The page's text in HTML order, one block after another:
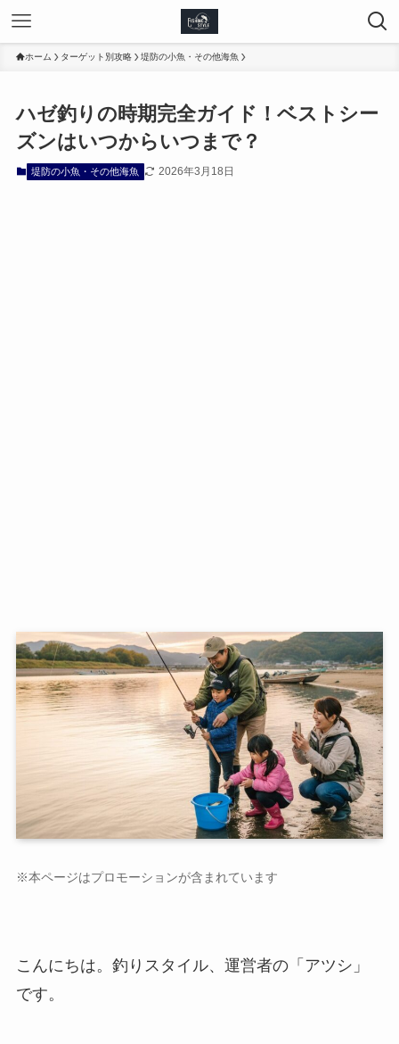
ホーム ターゲット別攻略 堤防の小魚・その他海魚
ハゼ釣りの時期完全ガイド！ベストシー
ズンはいつからいつまで？
堤防の小魚・その他海魚 2026年3月18日
※本ページはプロモーションが含まれています
こんにちは。釣りスタイル、運営者の「アツシ」
です。